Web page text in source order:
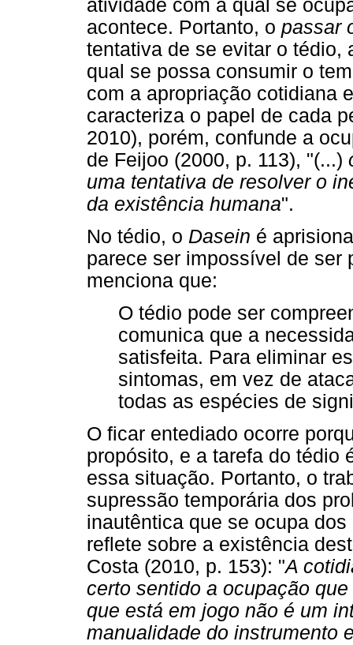
atividade com a qual se
acontece. Portanto, o passar
tentativa de se evitar o tédio,
qual se possa consumir o
com a apropriação cotidiana
caracteriza o papel de cada
2010), porém, confunde a
de Feijoo (2000, p. 113), "(...)
uma tentativa de resolver o
da existência humana".
No tédio, o Dasein é
parece ser impossível de ser
menciona que:
O tédio pode ser
comunica que a
satisfeita. Para eliminar
sintomas, em vez de
todas as espécies de
O ficar entediado ocorre
propósito, e a tarefa do tédio
essa situação. Portanto, o
supressão temporária dos
inautêntica que se ocupa
reflete sobre a existência
Costa (2010, p. 153): "A
certo sentido a ocupação
que está em jogo não é um
manualidade do instrumento